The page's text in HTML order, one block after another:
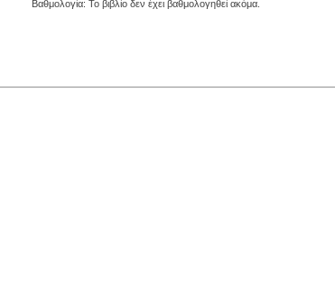
Βαθμολογία: Το βιβλίο δεν έχει βαθμολογηθεί ακόμα.